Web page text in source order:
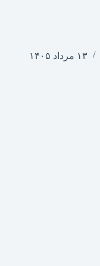
۱۳ مرداد ۱۴۰۵